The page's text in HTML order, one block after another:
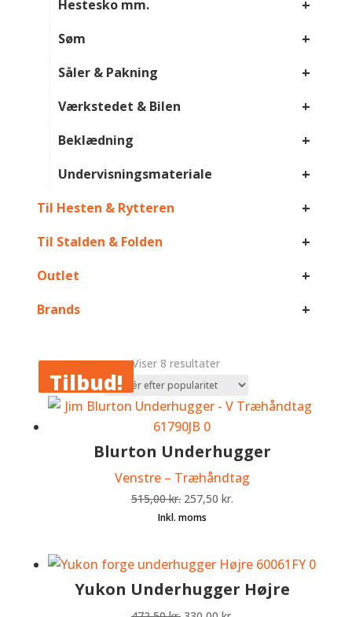
Hestesko mm.
+
Søm +
Såler & Pakning +
Værkstedet & Bilen +
Beklædning +
Undervisningsmateriale +
Til Hesten & Rytteren +
Til Stalden & Folden +
Outlet +
Brands +
Viser 8 resultaterSorteret
efter
popularitet
Tilbud!
Blurton Underhugger
Venstre – Træhåndtag
515,00kr. Den
oprindelige
var:
257,50 kr.
er:
Tilbud!
Yukon Underhugger Højre